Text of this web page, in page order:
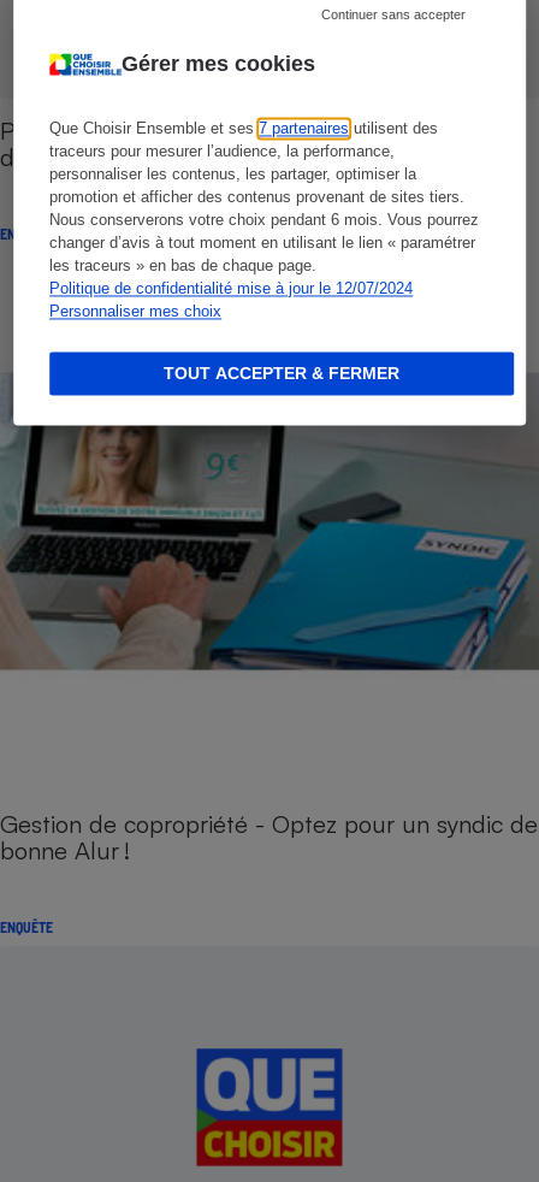
Gérer mes cookies
Que Choisir Ensemble et ses7 partenaires utilisent des
traceurs pour mesurer l’audience, la performance,
personnaliser les contenus, les partager, optimiser la
promotion et afficher des contenus provenant de sites tiers.
Nous conserverons votre choix pendant 6 mois. Vous pourrez
changer d’avis à tout moment en utilisant le lien « paramétrer
les traceurs » en bas de chaque page.
Politique de confidentialité mise à jour le 12/07/2024
Personnaliser mes choix
Continuer sans accepter
TOUT ACCEPTER & FERMER
Promoteurs/syndics - Petite cuisine et
dépendance
ENQUÊTE
Gestion de copropriété - Optez pour un syndic de
bonne Alur !
ENQUÊTE